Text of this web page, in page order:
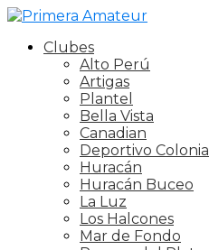
Clubes
Alto Perú
Artigas
Plantel
Bella Vista
Canadian
Deportivo Colonia
Huracán
Huracán Buceo
La Luz
Los Halcones
Mar de Fondo